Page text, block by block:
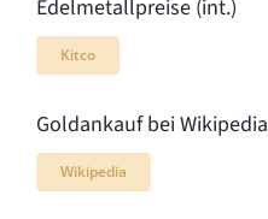
Edelmetallpreise (int.)
Kitco
Goldankauf bei Wikipedia
Wikipedia